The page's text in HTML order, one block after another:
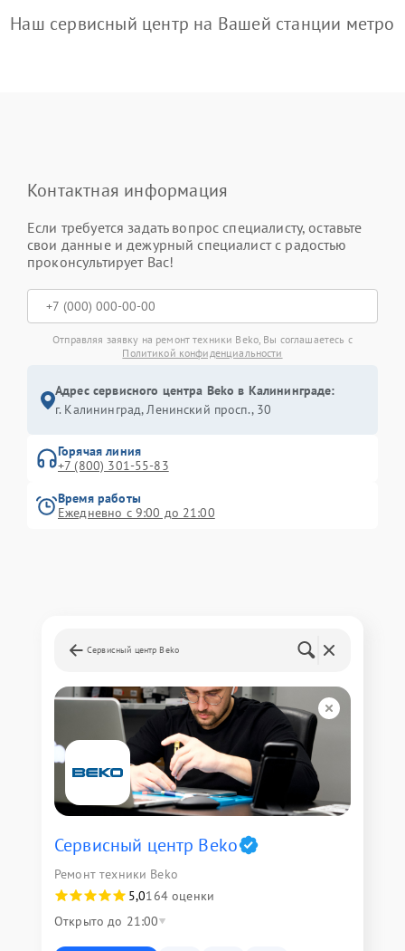
Наш сервисный центр на Вашей станции метро
Контактная информация
Если требуется задать вопрос специалисту, оставьте
свои данные и дежурный специалист с радостью
проконсультирует Вас!
Отправляя заявку на ремонт техники Beko, Вы соглашаетесь с
Политикой конфиденциальности
Адрес сервисного центра Beko в Калининграде:
г. Калининград, Ленинский просп., 30
Горячая линия
+7 (800) 301-55-83
Время работы
Ежедневно с 9:00 до 21:00
Сервисный центр Beko
Сервисный центр Beko
Ремонт техники Beko
5,0164 оценки
Открыто до 21:00